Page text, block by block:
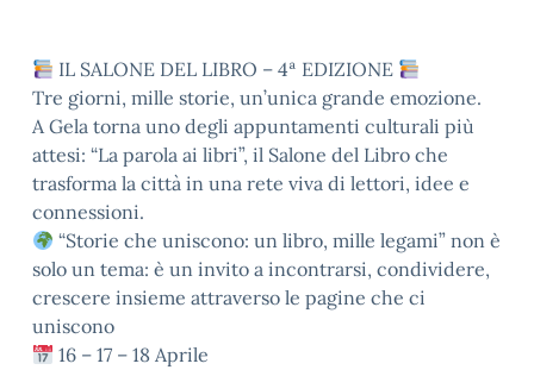
IL SALONE DEL LIBRO – 4ª EDIZIONE
Tre giorni, mille storie, un’unica grande emozione.
A Gela torna uno degli appuntamenti culturali più
attesi: “La parola ai libri”, il Salone del Libro che
trasforma la città in una rete viva di lettori, idee e
connessioni.
“Storie che uniscono: un libro, mille legami” non è
solo un tema: è un invito a incontrarsi, condividere,
crescere insieme attraverso le pagine che ci
uniscono
16 – 17 – 18 Aprile